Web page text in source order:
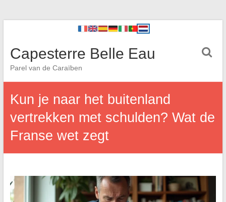
Capesterre Belle Eau
Parel van de Caraïben
Kun je naar het buitenland
vertrekken met schulden? Wat de
Franse wet zegt